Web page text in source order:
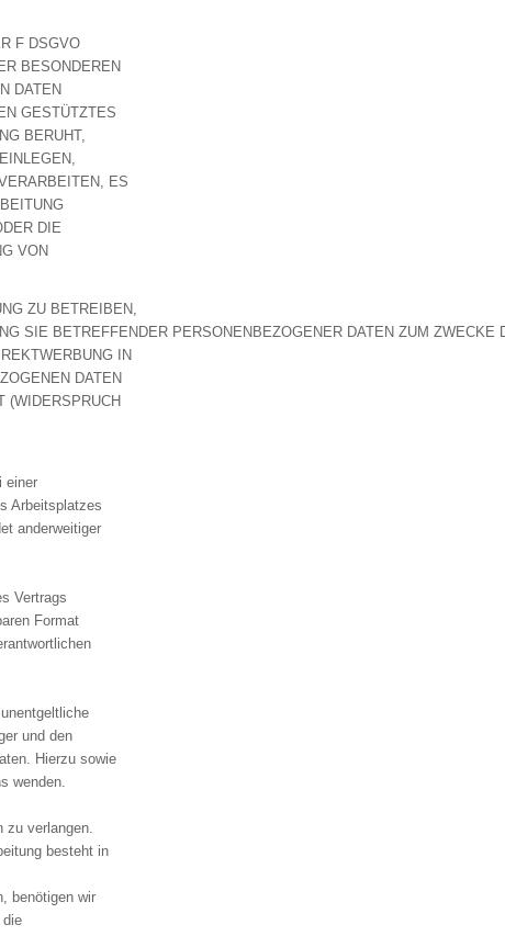
F DSGVO
BESONDEREN
DATEN
GESTÜTZTES
BERUHT,
ES
DIE
VON
ZU BETREIBEN,
SIE BETREFFENDER PERSONENBEZOGENER DATEN ZUM ZWECKE
IN
DATEN
(WIDERSPRUCH
einer
Arbeitsplatzes
anderweitiger
Vertrags
Format
und den
Hierzu sowie
wenden.
zu verlangen.
besteht in
benötigen wir
die